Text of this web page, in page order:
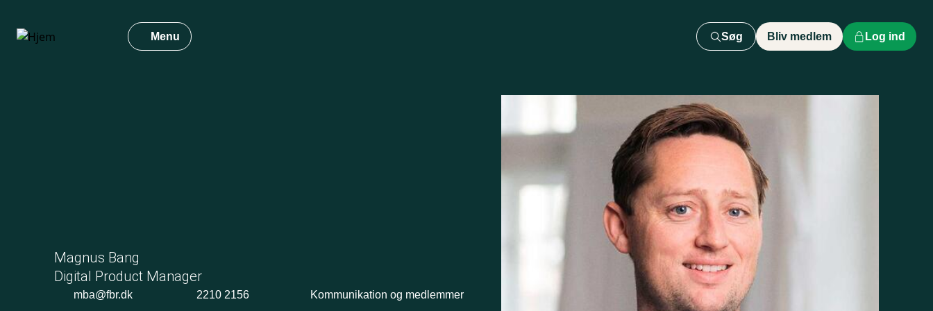
hovedindhold
Menu Søg Bliv medlem Log ind
Magnus Bang
Digital Product Manager
mba@fbr.dk 2210 2156 Kommunikation og medlemmer